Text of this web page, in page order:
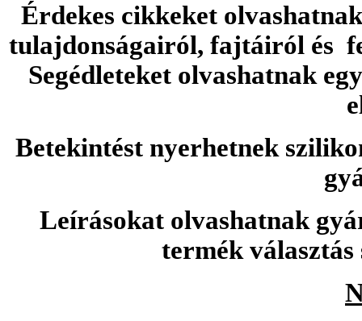
Érdekes cikkeket
tulajdonságairól, fajtáiról és
Segédleteket olvashatnak
Betekintést nyerhetnek
Leírásokat olvashatnak
termék